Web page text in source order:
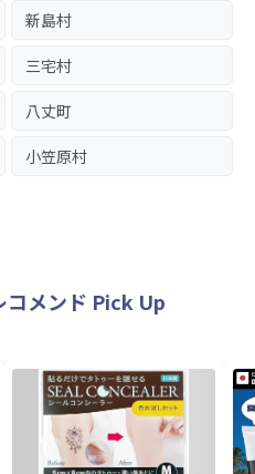
新島村
三宅村
八丈町
小笠原村
メンド Pick Up